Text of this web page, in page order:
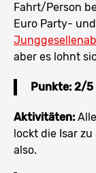
Fahrt/Person
Euro Party-
aber es lohnt
Punkte: 2/5
Aktivitäten:
lockt die Isar
also.